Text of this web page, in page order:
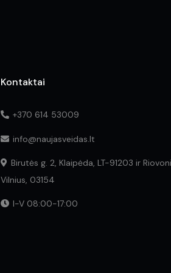
Kontaktai
+370 614 53009
info@naujasveidas.lt
Birutės g. 2, Klaipėda, LT-91203 ir
Vilnius, 03154
I-V 08:00-17:00